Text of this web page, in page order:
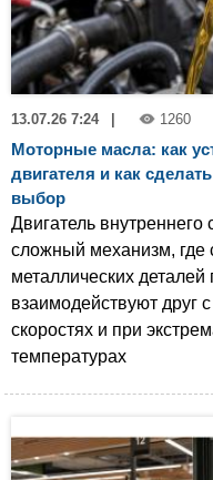
13.07.26 7:24 | 1260
Моторные масла: как
двигателя и как
выбор
Двигатель внутреннего
сложный механизм, где
металлических деталей
взаимодействуют друг
скоростях и при
температурах